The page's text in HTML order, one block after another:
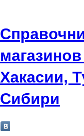
Хакасии,
Сибири